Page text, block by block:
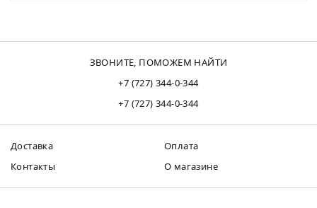
ЗВОНИТЕ, ПОМОЖЕМ НАЙТИ
+7 (727) 344-0-344
+7 (727) 344-0-344
Доставка
Оплата
Контакты
О магазине